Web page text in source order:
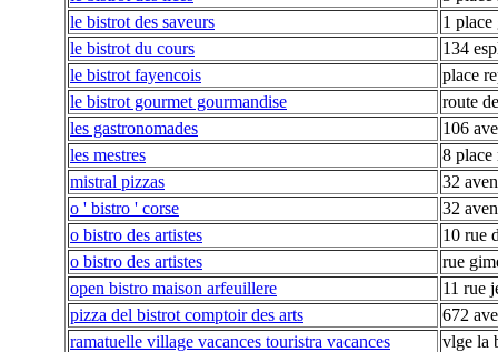
le bistrot des saveurs
1
le bistrot du cours
134
le bistrot fayencois
place
le bistrot gourmet gourmandise
route
les gastronomades
106
les mestres
8 place
mistral pizzas
32
o ' bistro ' corse
32
o bistro des artistes
10 rue
o bistro des artistes
rue
open bistro maison arfeuillere
11 rue
pizza del bistrot comptoir des arts
672
ramatuelle village vacances touristra vacances
vlge la